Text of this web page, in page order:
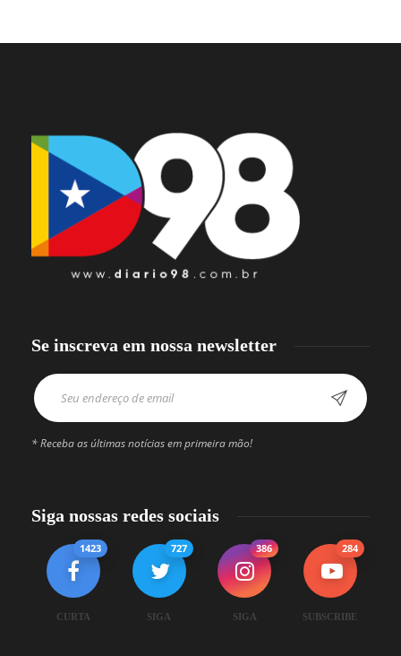
Se inscreva em nossa newsletter
* Receba as últimas notícias em primeira mão!
Siga nossas redes sociais
1423
CURTA
727
SIGA
386
SIGA
284
SUBSCRIBE